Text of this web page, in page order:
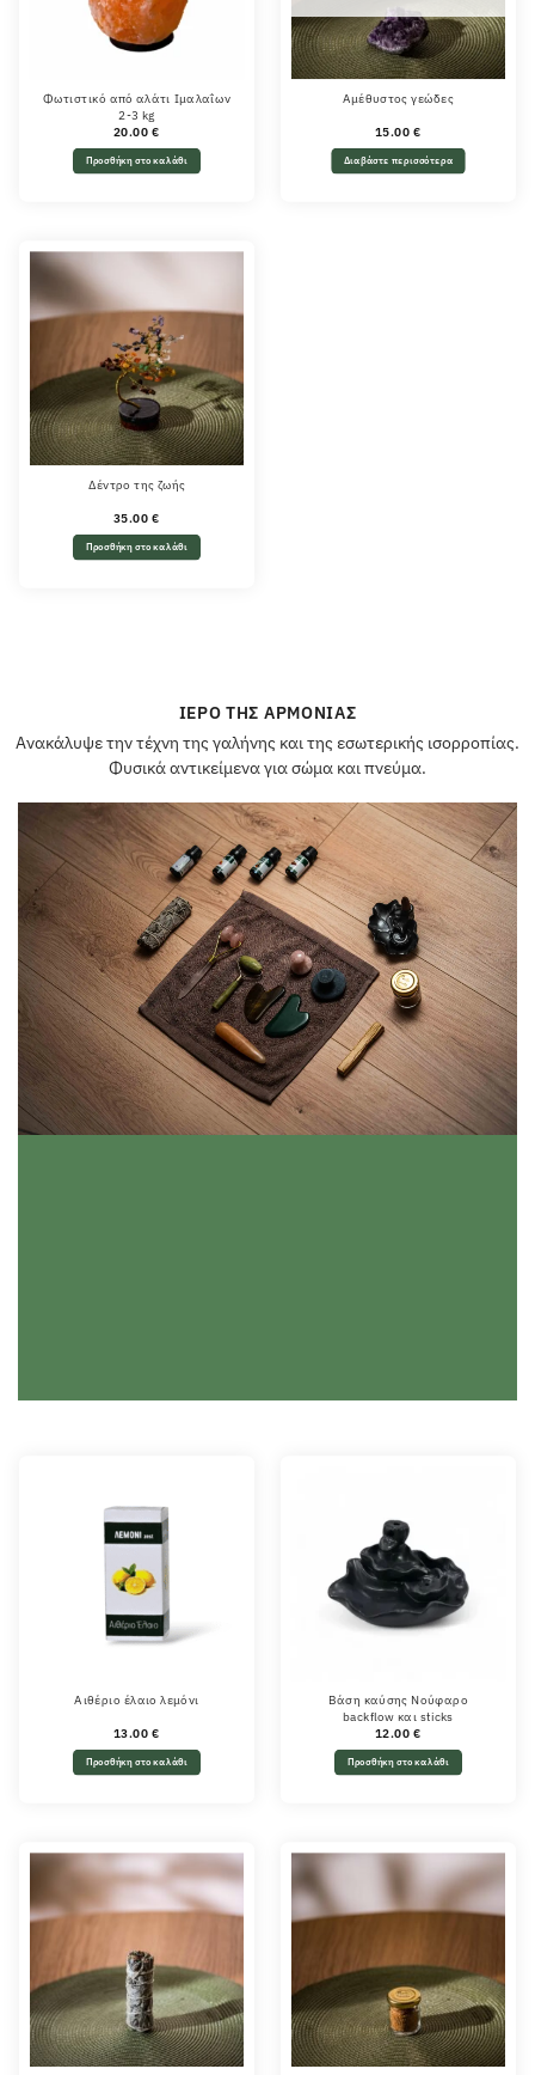
Φωτιστικό από αλάτι Ιμαλαΐων
2-3 kg
20.00 €
Προσθήκη στο καλάθι
Αμέθυστος γεώδες
15.00 €
Διαβάστε περισσότερα
Δέντρο της ζωής
35.00 €
Προσθήκη στο καλάθι
ΙΕΡΌ ΤΗΣ ΑΡΜΟΝΊΑΣ
Ανακάλυψε την τέχνη της γαλήνης και της εσωτερικής ισορροπίας.
Φυσικά αντικείμενα για σώμα και πνεύμα.
Αιθέριο έλαιο λεμόνι
13.00 €
Προσθήκη στο καλάθι
Βάση καύσης Νούφαρο
backflow και sticks
12.00 €
Προσθήκη στο καλάθι